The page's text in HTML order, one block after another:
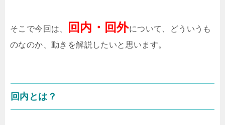
そこで今回は、 回内・回外について、どういうも
のなのか、動きを解説したいと思います。
回内とは？